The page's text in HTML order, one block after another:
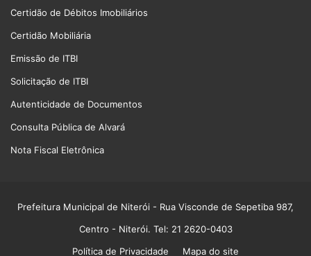
Certidão de Débitos Imobiliários
Certidão Mobiliária
Emissão de ITBI
Solicitação de ITBI
Autenticidade de Documentos
Consulta Pública de Alvará
Nota Fiscal Eletrônica
Prefeitura Municipal de Niterói - Rua Visconde de Sepetiba 987,
Centro - Niterói. Tel: 21 2620-0403
Política de Privacidade
Mapa do site